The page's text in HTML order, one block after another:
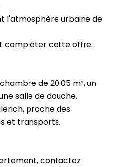
l'atmosphère urbaine de
compléter cette offre.
de 20.05 m², un
salle de douche.
proche des
et transports.
contactez